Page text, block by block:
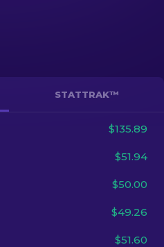
TR
STATTRAK™
$135.89
$51.94
$50.00
$49.26
$51.60